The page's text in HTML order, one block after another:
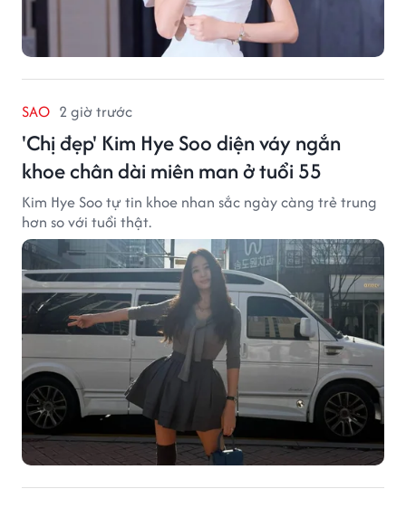
SAO 2 giờ trước
'Chị đẹp' Kim Hye Soo diện váy ngắn
khoe chân dài miên man ở tuổi 55
Kim Hye Soo tự tin khoe nhan sắc ngày càng trẻ trung
hơn so với tuổi thật.